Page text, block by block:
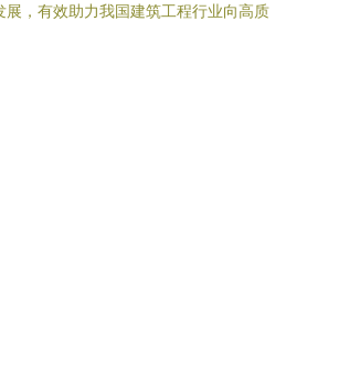
，有效助力我国建筑工程行业向高质